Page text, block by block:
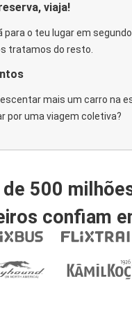
viaja!
para o teu lugar em
tratamos do resto.
mais um carro na
por uma viagem coletiva?
de 500
confiam